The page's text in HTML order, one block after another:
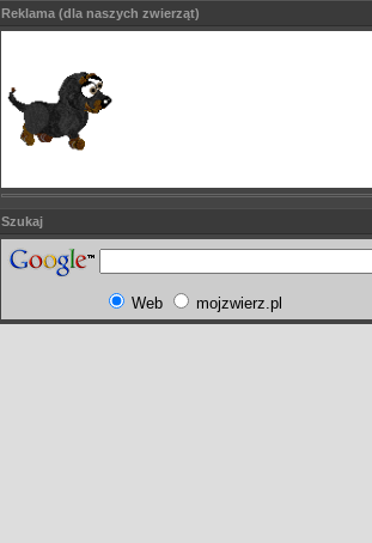
Reklama (dla naszych zwierząt)
Szukaj
Web mojzwierz.pl